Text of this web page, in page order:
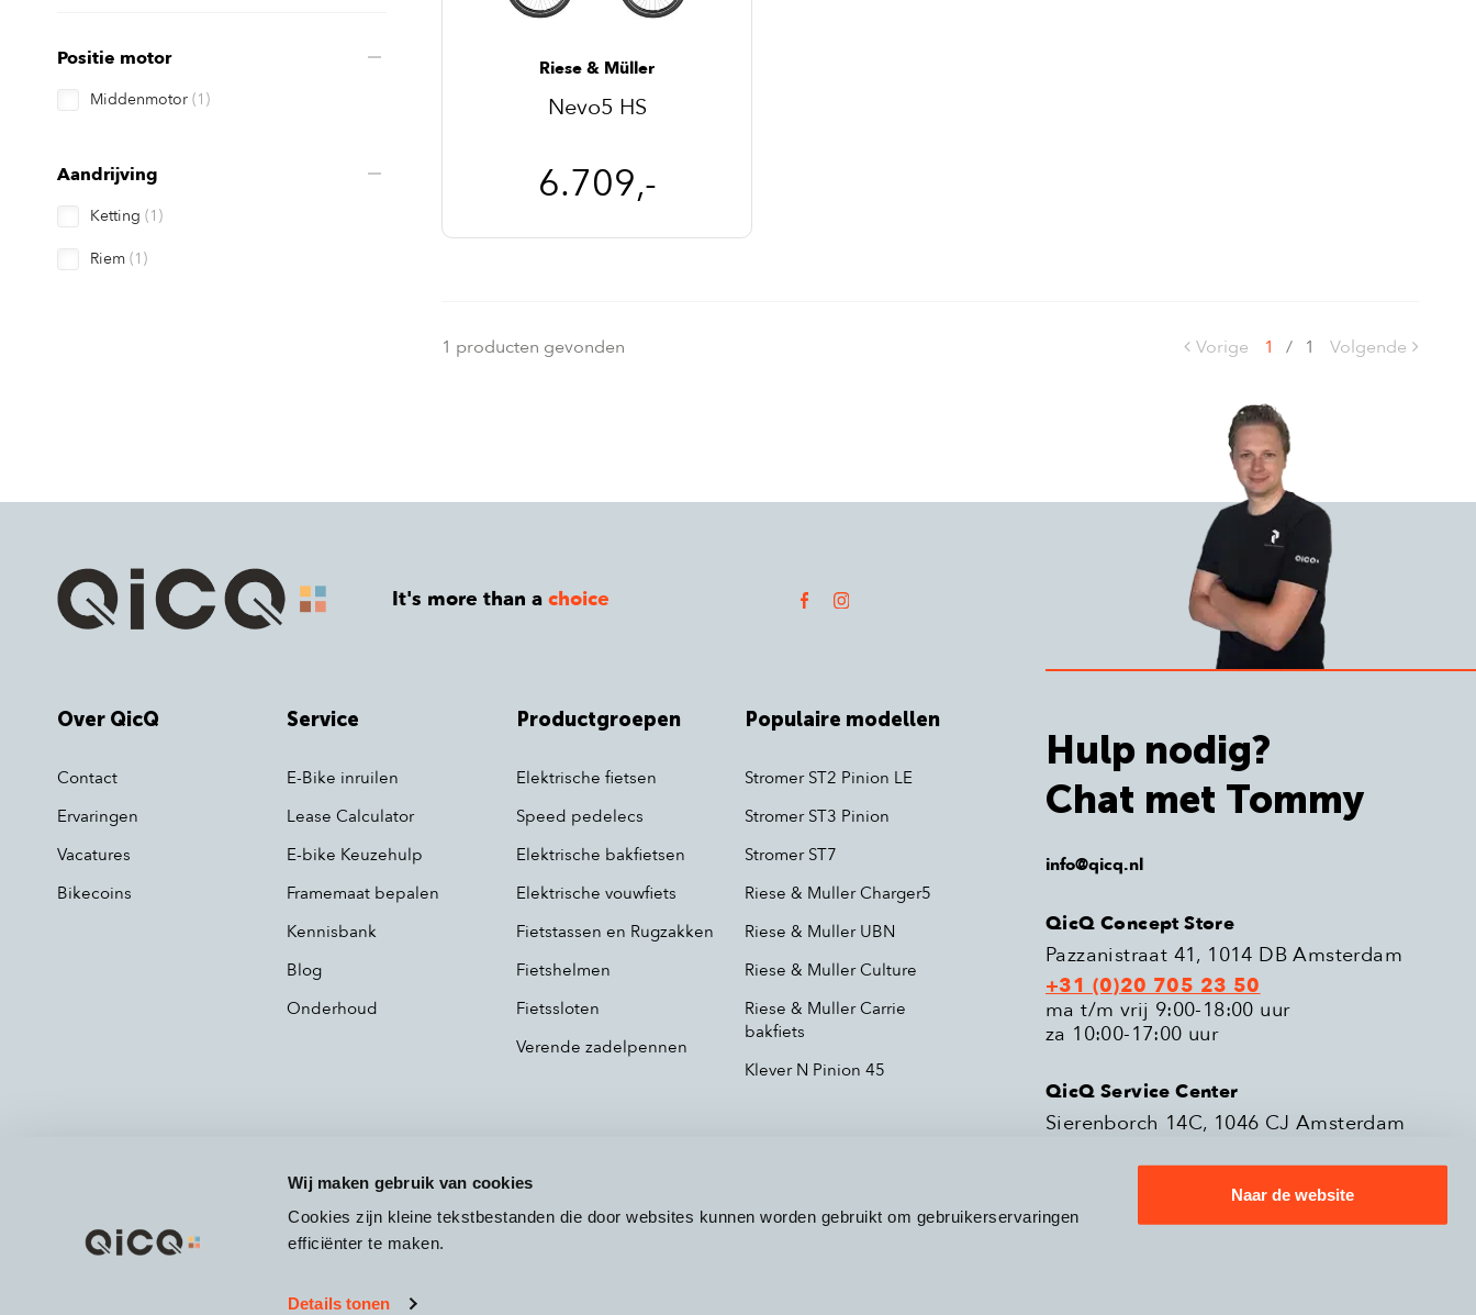
Wij maken gebruik van cookies
Cookies zijn kleine tekstbestanden die door websites kunnen worden gebruikt om gebruikerservaringen
efficiënter te maken.
Details tonen
Naar de website
Positie motor
Middenmotor (1)
Aandrijving
Ketting (1)
Riem (1)
Riese & Müller
Nevo5 HS
6.709,-
1 producten gevonden Vorige 1 / 1 Volgende
It's more than achoice
Over QicQ
Contact
Ervaringen
Vacatures
Bikecoins
Service
E-Bike inruilen
Lease Calculator
E-bike Keuzehulp
Framemaat bepalen
Kennisbank
Blog
Onderhoud
Productgroepen
Elektrische fietsen
Speed pedelecs
Elektrische bakfietsen
Elektrische vouwfiets
Fietstassen en Rugzakken
Fietshelmen
Fietssloten
Verende zadelpennen
Populaire modellen
Stromer ST2 Pinion LE
Stromer ST3 Pinion
Stromer ST7
Riese & Muller Charger5
Riese & Muller UBN
Riese & Muller Culture
Riese & Muller Carrie
bakfiets
Klever N Pinion 45
Hulp nodig?
Chat met Tommy
info@qicq.nl
QicQ Concept Store
Pazzanistraat 41, 1014 DB Amsterdam
+31 (0)20 705 23 50
ma t/m vrij 9:00-18:00 uur
za 10:00-17:00 uur
QicQ Service Center
Sierenborch 14C, 1046 CJ Amsterdam